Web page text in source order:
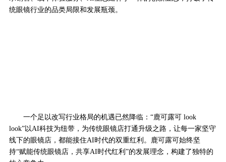
统眼镜行业的品类局限和发展瓶颈。
一个足以改写行业格局的机遇已然降临：“鹿可露可 look
look”以AI科技为纽带，为传统眼镜店打通升级之路，让每一家坚守
线下的眼镜店，都能接住AI时代的双重红利。鹿可露可始终坚
持“赋能传统眼镜店，共享AI时代红利”的发展理念，构建了独特的